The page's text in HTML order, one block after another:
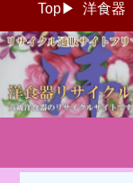
Top▶ 洋食器
ブラン
通販